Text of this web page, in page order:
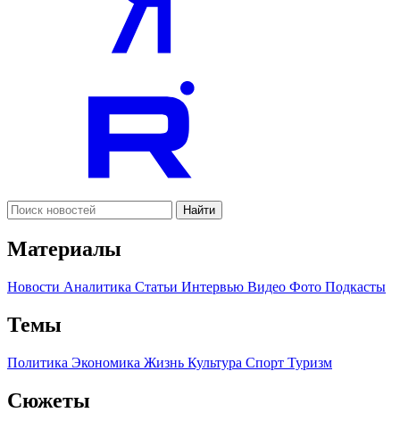
Найти
Материалы
Новости Аналитика Статьи Интервью Видео Фото Подкасты
Темы
Политика Экономика Жизнь Культура Спорт Туризм
Сюжеты